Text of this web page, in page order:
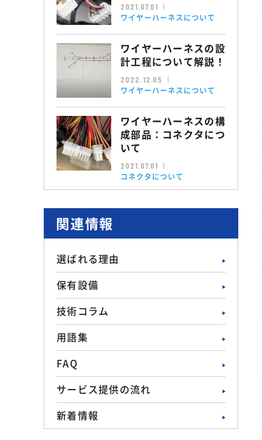
2021.07.01
ワイヤーハーネスについて
ワイヤーハーネスの設
計工程について解説！
2022.12.05
ワイヤーハーネスについて
ワイヤーハーネスの構
成部品：コネクタにつ
いて
2021.07.01
コネクタについて
関連情報
選ばれる理由
保有設備
技術コラム
用語集
FAQ
サービス提供の流れ
新着情報